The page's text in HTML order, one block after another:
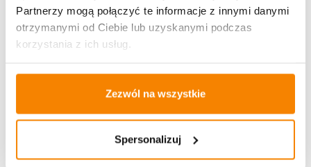
Partnerzy mogą połączyć te informacje z innymi danymi
otrzymanymi od Ciebie lub uzyskanymi podczas
korzystania z ich usług.
Zezwól na wszystkie
Spersonalizuj
Polecamy:
Znicz solarny Żółte tulipany 798SL